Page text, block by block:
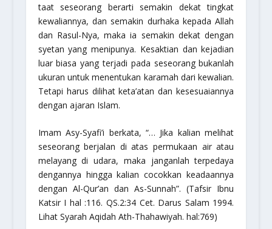
taat seseorang berarti semakin dekat tingkat
kewaliannya, dan semakin durhaka kepada Allah
dan Rasul-Nya, maka ia semakin dekat dengan
syetan yang menipunya. Kesaktian dan kejadian
luar biasa yang terjadi pada seseorang bukanlah
ukuran untuk menentukan karamah dari kewalian.
Tetapi harus dilihat keta’atan dan kesesuaiannya
dengan ajaran Islam.
Imam Asy-Syafi’i berkata, “… Jika kalian melihat
seseorang berjalan di atas permukaan air atau
melayang di udara, maka janganlah terpedaya
dengannya hingga kalian cocokkan keadaannya
dengan Al-Qur’an dan As-Sunnah”. (Tafsir Ibnu
Katsir I hal :116. QS.2:34 Cet. Darus Salam 1994.
Lihat Syarah Aqidah Ath-Thahawiyah. hal:769)